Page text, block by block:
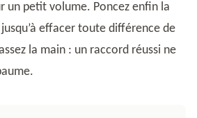
un petit volume. Poncez enfin la
effacer toute différence de
la main : un raccord réussi ne